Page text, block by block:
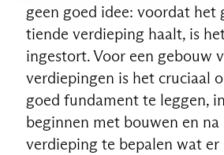
geen goed idee: voordat het
tiende verdieping haalt, is
ingestort. Voor een gebouw
verdiepingen is het cruciaal
goed fundament te leggen,
beginnen met bouwen en na
verdieping te bepalen wat er